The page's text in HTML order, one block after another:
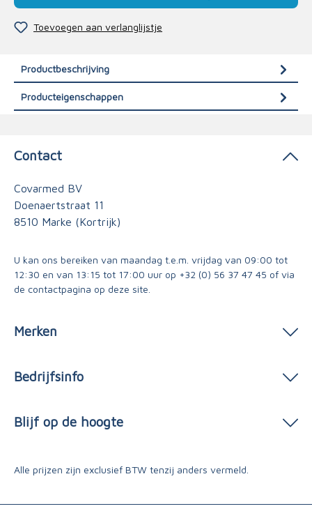
Toevoegen aan verlanglijstje
Productbeschrijving
Producteigenschappen
Contact
Covarmed BV
Doenaertstraat 11
8510 Marke (Kortrijk)
U kan ons bereiken van maandag t.e.m. vrijdag van 09:00 tot
12:30 en van 13:15 tot 17:00 uur op +32 (0) 56 37 47 45 of via
de contactpagina op deze site.
Merken
Bedrijfsinfo
Blijf op de hoogte
Alle prijzen zijn exclusief BTW tenzij anders vermeld.